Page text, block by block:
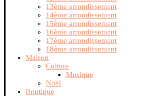
13ème arrondissement
14ème arrondissement
15ème arrondissement
16ème arrondissement
17ème arrondissement
18ème arrondissement
Maison
Culture
Musique
Noël
Boutique